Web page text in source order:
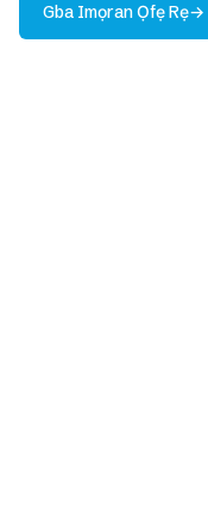
Gba Imọran Ọfẹ Rẹ→